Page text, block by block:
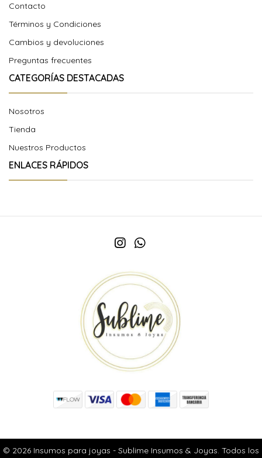
Contacto
Términos y Condiciones
Cambios y devoluciones
Preguntas frecuentes
CATEGORÍAS DESTACADAS
Nosotros
Tienda
Nuestros Productos
ENLACES RÁPIDOS
© 2026 Insumos para joyas - Sublime Insumos & Joyas. Todos los